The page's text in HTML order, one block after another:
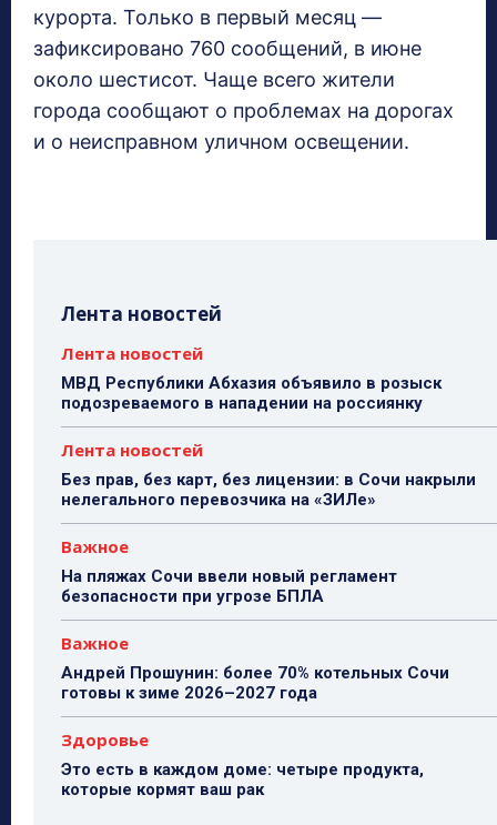
курорта. Только в первый месяц —
зафиксировано 760 сообщений, в июне
около шестисот. Чаще всего жители
города сообщают о проблемах на дорогах
и о неисправном уличном освещении.
Лента новостей
Лента новостей
МВД Республики Абхазия объявило в розыск
подозреваемого в нападении на россиянку
Лента новостей
Без прав, без карт, без лицензии: в Сочи накрыли
нелегального перевозчика на «ЗИЛе»
Важное
На пляжах Сочи ввели новый регламент
безопасности при угрозе БПЛА
Важное
Андрей Прошунин: более 70% котельных Сочи
готовы к зиме 2026–2027 года
Здоровье
Это есть в каждом доме: четыре продукта,
которые кормят ваш рак